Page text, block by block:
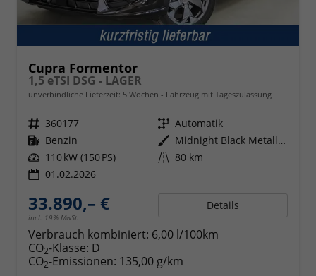
Cupra Formentor
1,5 eTSI DSG - LAGER
unverbindliche Lieferzeit: 5 Wochen Fahrzeug mit Tageszulassung
Fahrzeugnr. 360177 Getriebe Automatik
Kraftstoff Benzin Außenfarbe
Midnight Black Metallic (0E)
Leistung 110 kW (150 PS) Kilometerstand 80 km
01.02.2026
33.890,– €
incl. 19% MwSt.
Details
Verbrauch kombiniert: 6,00 l/100km
CO2-Klasse: D
CO2-Emissionen: 135,00 g/km